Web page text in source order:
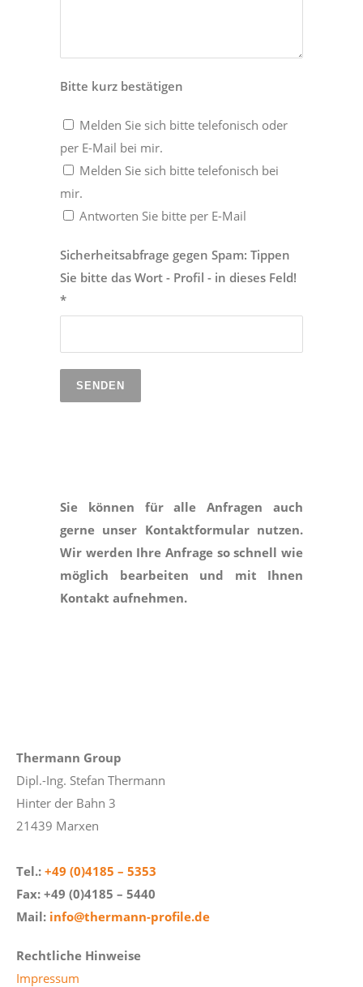
Bitte kurz bestätigen
Melden Sie sich bitte telefonisch oder
per E-Mail bei mir.
Melden Sie sich bitte telefonisch bei
mir.
Antworten Sie bitte per E-Mail
Sicherheitsabfrage gegen Spam: Tippen
Sie bitte das Wort - Profil - in dieses Feld!
*
Sie können für alle Anfragen auch
gerne unser Kontaktformular nutzen.
Wir werden Ihre Anfrage so schnell wie
möglich bearbeiten und mit Ihnen
Kontakt aufnehmen.
Thermann Group
Dipl.-Ing. Stefan Thermann
Hinter der Bahn 3
21439 Marxen
Tel.: +49 (0)4185 – 5353
Fax: +49 (0)4185 – 5440
Mail: info@thermann-profile.de
Rechtliche Hinweise
Impressum